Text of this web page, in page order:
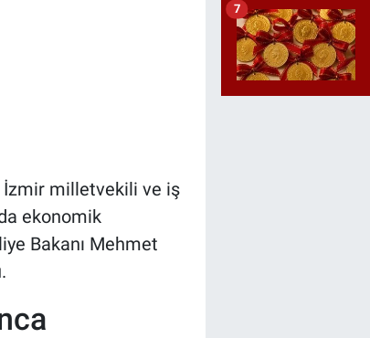
İzmir milletvekili ve iş
ekonomik
Bakanı Mehmet
7